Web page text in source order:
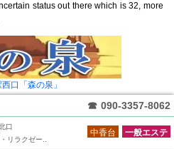
status out there which is 32, more
口「森の泉」
☎ 090-3357-8062
口
リラクゼー..
一般エステ
中香台